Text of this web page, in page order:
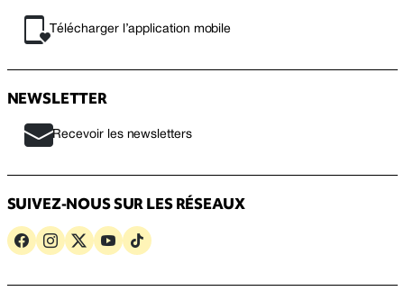
Télécharger l’application mobile
NEWSLETTER
Recevoir les newsletters
SUIVEZ-NOUS SUR LES RÉSEAUX